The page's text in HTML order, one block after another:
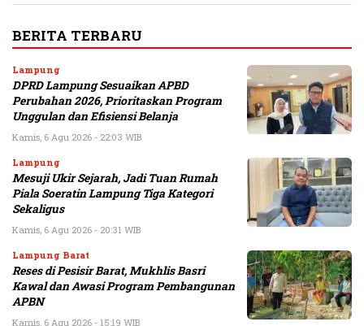
BERITA TERBARU
Lampung
DPRD Lampung Sesuaikan APBD
Perubahan 2026, Prioritaskan Program
Unggulan dan Efisiensi Belanja
Kamis, 6 Agu 2026 - 22:03 WIB
Lampung
Mesuji Ukir Sejarah, Jadi Tuan Rumah
Piala Soeratin Lampung Tiga Kategori
Sekaligus
Kamis, 6 Agu 2026 - 20:31 WIB
Lampung Barat
Reses di Pesisir Barat, Mukhlis Basri
Kawal dan Awasi Program Pembangunan
APBN
Kamis, 6 Agu 2026 - 15:19 WIB